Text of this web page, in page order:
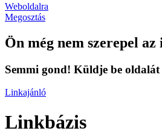
Weboldalra
Megosztás
Ön még nem szerepel
Semmi gond! Küldje be oldalát
Linkajánló
Linkbázis